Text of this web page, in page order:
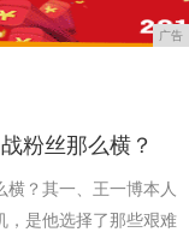
广告
粉丝那么横？
横？其一、王一博本人
，是他选择了那些艰难